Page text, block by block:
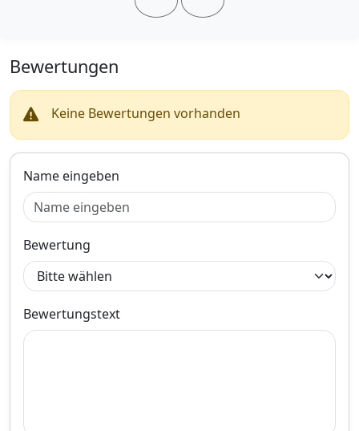
Produktinformationen des Anbieters
33,99€
inklusive Mehrwertsteuer
Lieferung
Zum Angebot
Riemenkomponenten vor
Beschädigungen durch
kompatibel mit BMW X3,
BMW 3 Touring, BMW 3,
4 Gran Coupe. Holen Sie
sich jetzt den Dichtungssatz,
Bewertungen
Keine Bewertungen vorhanden
Name eingeben
Bewertung
Bewertungstext